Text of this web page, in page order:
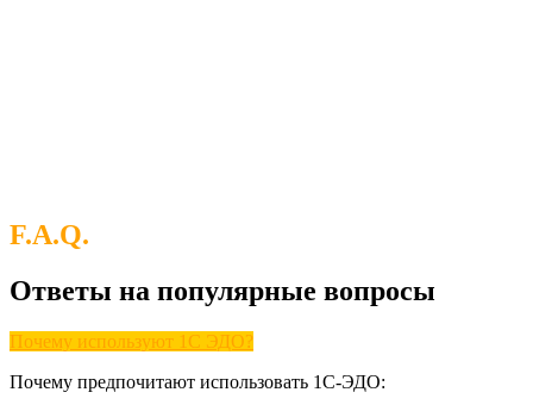
F.A.Q.
Ответы на популярные вопросы
Почему используют 1С ЭДО?
Почему предпочитают использовать 1С-ЭДО: